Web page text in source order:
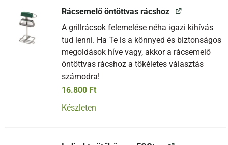
Rácsemelő öntöttvas rácshoz
A grillrácsok felemelése néha igazi kihívás
tud lenni. Ha Te is a könnyed és biztonságos
megoldások híve vagy, akkor a rácsemelő
öntöttvas rácshoz a tökéletes választás
számodra!
16.800 Ft
Készleten